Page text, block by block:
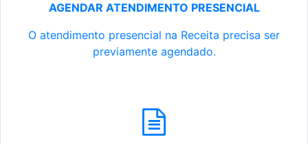
AGENDAR ATENDIMENTO PRESENCIAL
O atendimento presencial na Receita precisa ser
previamente agendado.